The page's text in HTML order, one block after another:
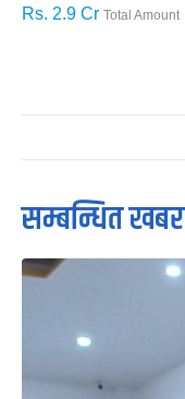
Rs. 2.9 Cr Total Amount
सम्बन्धित खबर